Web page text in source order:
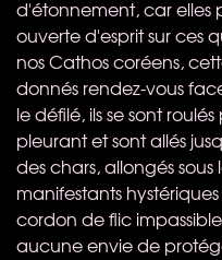
d'étonnement, car elles
ouverte d'esprit sur ces
nos Cathos coréens,
donnés rendez-vous
le défilé, ils se sont
pleurant et sont allés
des chars, allongés sous
manifestants
cordon de flic
aucune envie de